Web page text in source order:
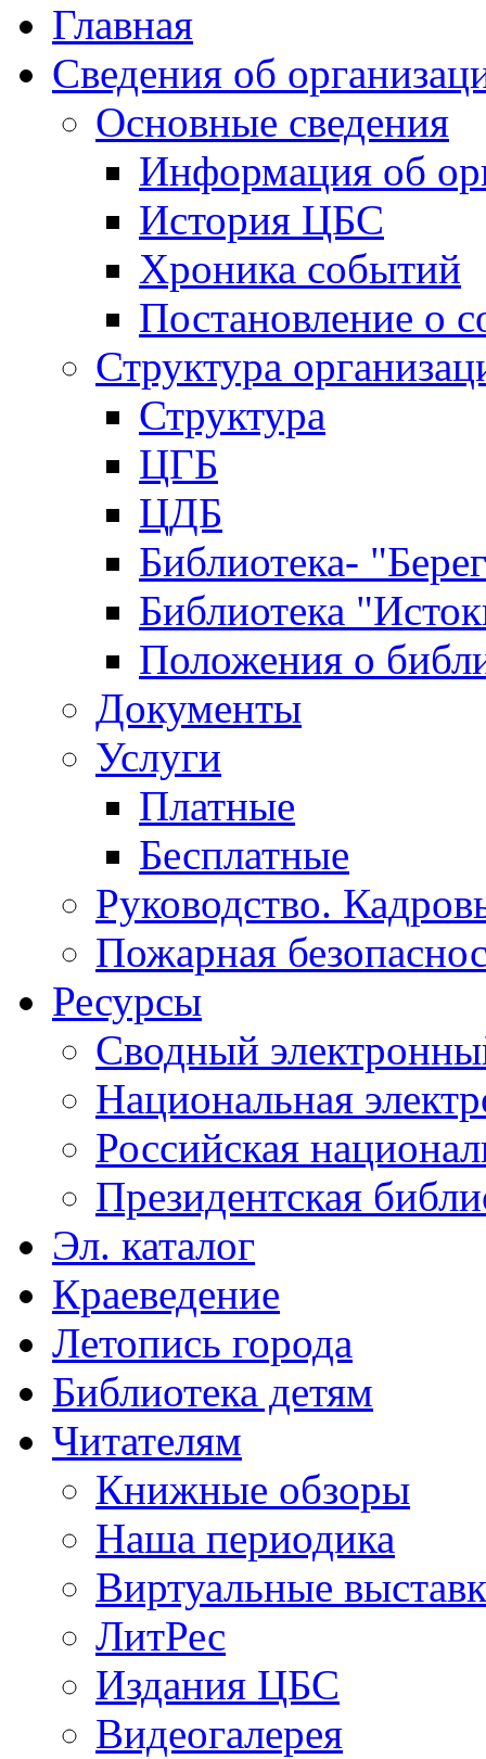
Главная
Сведения об
Основные сведения
Информация об
История ЦБС
Хроника событий
Постановление о
Структура
Структура
ЦГБ
ЦДБ
Библиотека-
Библиотека
Положения о
Документы
Услуги
Платные
Бесплатные
Руководство.
Пожарная
Ресурсы
Сводный
Национальная
Российская
Президентская
Эл. каталог
Краеведение
Летопись города
Библиотека детям
Читателям
Книжные обзоры
Наша периодика
Виртуальные
ЛитРес
Издания ЦБС
Видеогалерея